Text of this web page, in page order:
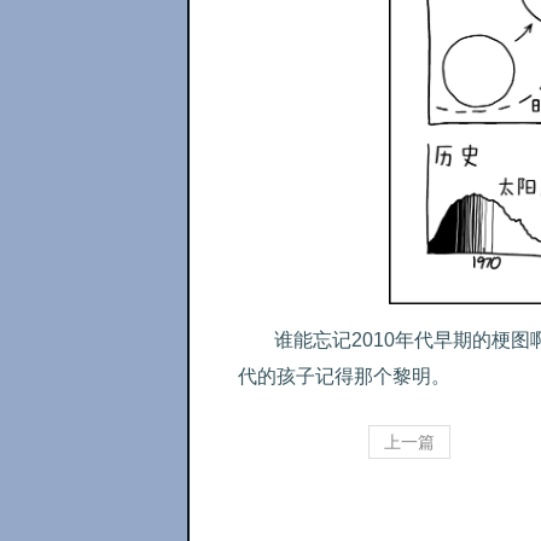
谁能忘记2010年代早期的梗图
代的孩子记得那个黎明。
上一篇